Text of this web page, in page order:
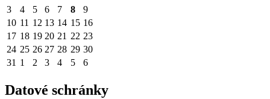
3
4 5 6 7 8
9
10 11 12 13 14 15 16
17 18 19 20 21 22 23
24 25 26 27 28 29 30
31 1 2 3 4 5 6
Datové schránky